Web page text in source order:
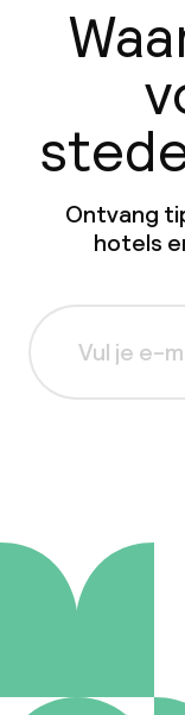
Ontvang
hotels